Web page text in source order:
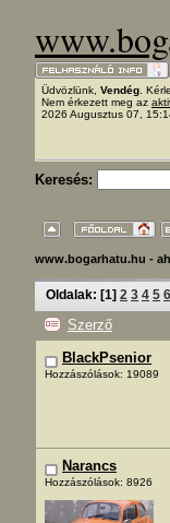
Üdvözlünk, Vendég .
Nem érkezett meg az
2026 Augusztus 07,
Keresés:
www.bogarhatu.hu -
Oldalak: [1] 2 3 4 5 6
Szerző
BlackPsenior
Hozzászólások: 19089
Narancs
Hozzászólások: 8926